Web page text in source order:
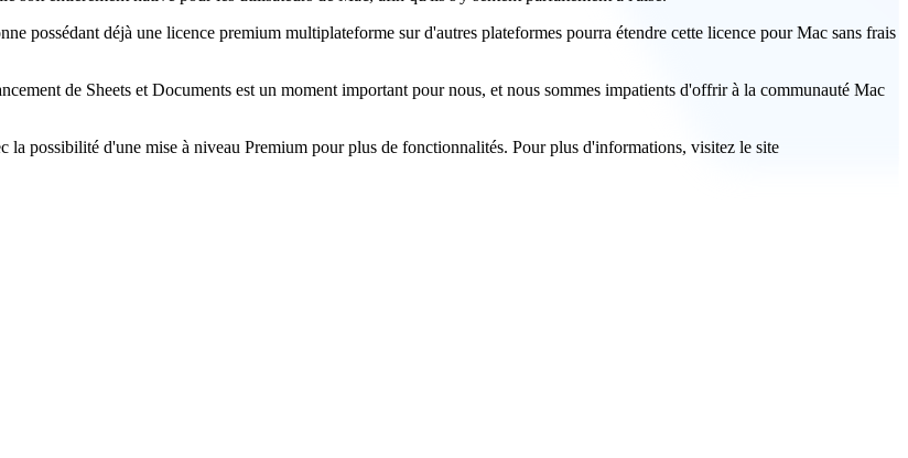
possédant déjà une licence premium multiplateforme sur d'autres plateformes pourra étendre cette licence pour Mac sans frais
de Sheets et Documents est un moment important pour nous, et nous sommes impatients d'offrir à la communauté Mac
la possibilité d'une mise à niveau Premium pour plus de fonctionnalités. Pour plus d'informations, visitez le site